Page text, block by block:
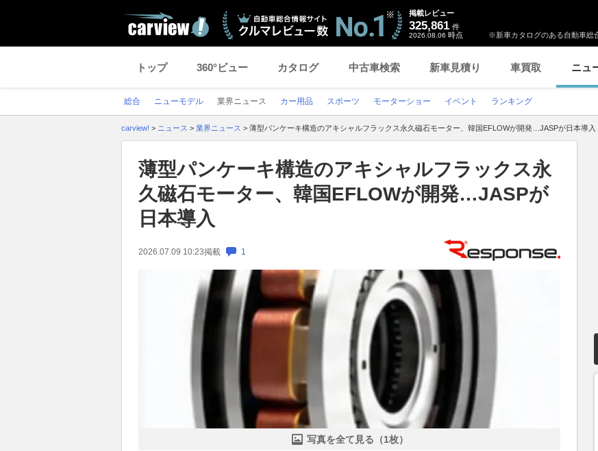
※新車カタログのある自動車総
掲載レビュー
325,861 件
2026.08.06 時点
トップ 360°ビュー カタログ 中古車検索 新車見積り 車買取 ニュ
総合 ニューモデル 業界ニュース カー用品 スポーツ モーターショー イベント ランキング
carview! > ニュース > 業界ニュース > 薄型パンケーキ構造のアキシャルフラックス永久磁石モーター、韓国EFLOWが開発…JASPが日本導入
薄型パンケーキ構造のアキシャルフラックス永
久磁石モーター、韓国EFLOWが開発…JASPが
日本導入
2026.07.09 10:23掲載 1
写真を全て見る（1枚）